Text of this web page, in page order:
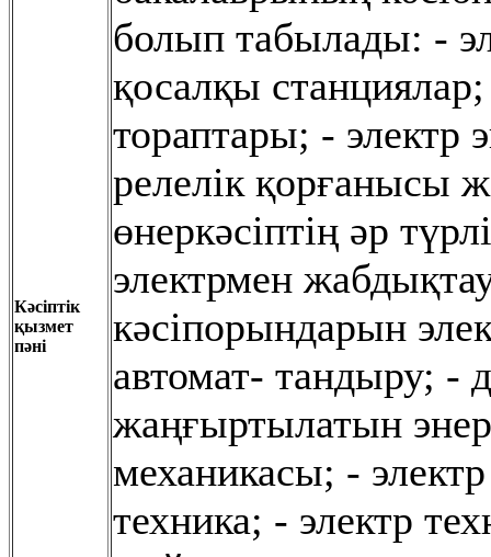
Кәсіптік
қызмет
пәні
болып табылады: -
қосалқы
тораптары; - электр
релелік қорғанысы
өнеркəсіптің əр
электрмен
кəсіпорындарын
автомат- тандыру; -
жаңғыртылатын
механикасы; -
техника; - электр